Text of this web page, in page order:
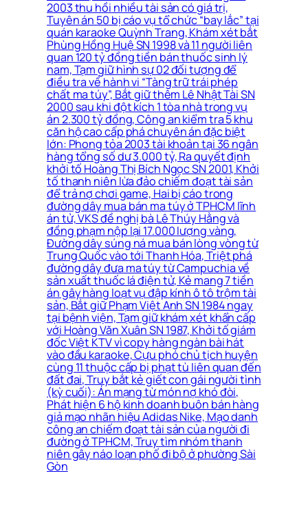
2003 thu hồi nhiều tài sản có giá trị,
Tuyên án 50 bị cáo vụ tổ chức “bay lắc” tại
quán karaoke Quỳnh Trang, Khám xét bắt
Phùng Hồng Huệ SN 1998 và 11 người liên
quan 120 tỷ đồng tiền bán thuốc sinh lý
nam, Tạm giữ hình sự 02 đối tượng để
điều tra về hành vi “Tàng trữ trái phép
chất ma túy”, Bắt giữ thêm Lê Nhật Tài SN
2000 sau khi đột kích 1 tòa nhà trong vụ
án 2.300 tỷ đồng, Công an kiểm tra 5 khu
căn hộ cao cấp phá chuyên án đặc biệt
lớn: Phong tỏa 2003 tài khoản tại 36 ngân
hàng tổng số dư 3.000 tỷ, Ra quyết định
khởi tố Hoàng Thị Bích Ngọc SN 2001, Khởi
tố thanh niên lừa đảo chiếm đoạt tài sản
để trả nợ chơi game, Hai bị cáo trong
đường dây mua bán ma túy ở TPHCM lĩnh
án tử, VKS đề nghị bà Lê Thúy Hằng và
đồng phạm nộp lại 17.000 lượng vàng,
Đường dây súng ná mua bán lòng vòng từ
Trung Quốc vào tới Thanh Hóa, Triệt phá
đường dây đưa ma túy từ Campuchia về
sản xuất thuốc lá điện tử, Kẻ mang 7 tiền
án gây hàng loạt vụ đập kính ô tô trộm tài
sản, Bắt giữ Phạm Việt Anh SN 1984 ngay
tại bệnh viện, Tạm giữ khám xét khẩn cấp
với Hoàng Văn Xuân SN 1987, Khởi tố giám
đốc Việt KTV vì copy hàng ngàn bài hát
vào đầu karaoke, Cựu phó chủ tịch huyện
cùng 11 thuộc cấp bị phạt tù liên quan đến
đất đai, Truy bắt kẻ giết con gái người tình
(kỳ cuối): Án mạng từ món nợ khó đòi,
Phát hiện 6 hộ kinh doanh buôn bán hàng
giả mạo nhãn hiệu Adidas Nike, Mạo danh
công an chiếm đoạt tài sản của người đi
đường ở TPHCM, Truy tìm nhóm thanh
niên gây náo loạn phố đi bộ ở phường Sài
Gòn